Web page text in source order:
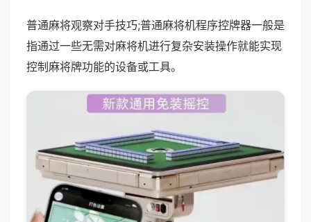
普通麻将观察对手技巧;普通麻将机程序控牌器一般是
指通过一些无需对麻将机进行复杂安装操作就能实现
控制麻将牌功能的设备或工具。